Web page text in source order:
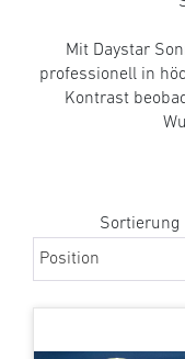
Mit Daystar
professionell in
Kontrast
Sortierung